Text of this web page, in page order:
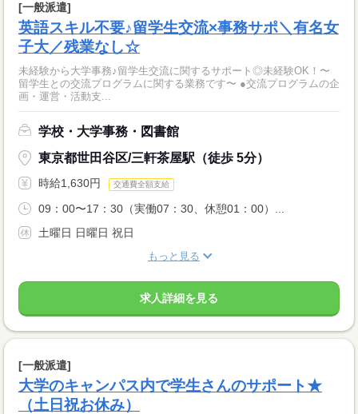
[一般派遣]
英語スキル不要♪留学生交流×事務サポ＼有名女
子大／残業なし☆
未経験から大学事務♪留学生交流に関するサポート◎未経験OK！〜
留学生との交流プログラムに関する業務です〜 ●交流プログラムの企
画・運営・活動支...
学校・大学事務・図書館
東京都世田谷区/三軒茶屋駅（徒歩 5分）
時給1,630円 交通費全額支給
09：00〜17：30（実働07：30、休憩01：00）...
土曜日 日曜日 祝日
もっと見る
求人詳細を見る
[一般派遣]
大学のキャンパス内で学生さんのサポート★
（土日祝お休み）